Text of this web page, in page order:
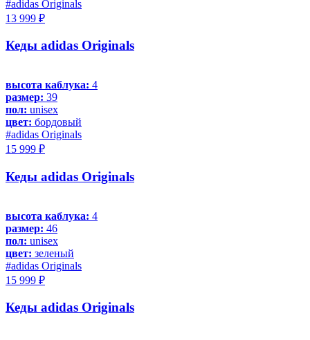
#adidas Originals
13 999 ₽
Кеды adidas Originals
высота каблука: 4
размер: 39
пол: unisex
цвет: бордовый
#adidas Originals
15 999 ₽
Кеды adidas Originals
высота каблука: 4
размер: 46
пол: unisex
цвет: зеленый
#adidas Originals
15 999 ₽
Кеды adidas Originals